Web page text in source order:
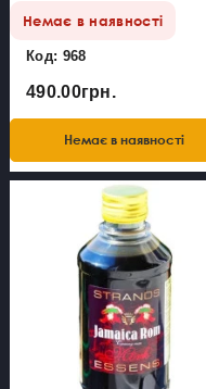
Немає в наявності
Код: 968
490.00грн.
Немає в наявності